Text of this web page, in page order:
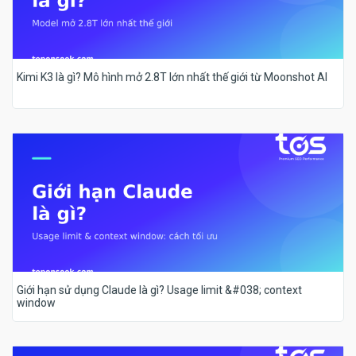
Kimi K3 là gì? Mô hình mở 2.8T lớn nhất thế giới từ Moonshot AI
Giới hạn sử dụng Claude là gì? Usage limit &#038; context
window